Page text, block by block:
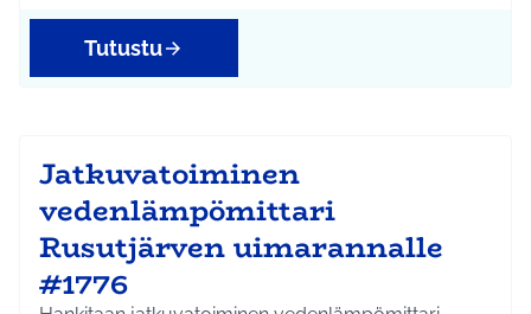
Tutustu
Jatkuvatoiminen
vedenlämpömittari
Rusutjärven uimarannalle
#1776